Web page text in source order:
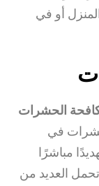
أو في
الحشرات
في
مباشرًا
العديد من